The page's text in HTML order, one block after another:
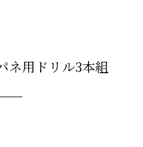
ネ用ドリル3本組